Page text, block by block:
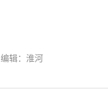
编辑：淮河